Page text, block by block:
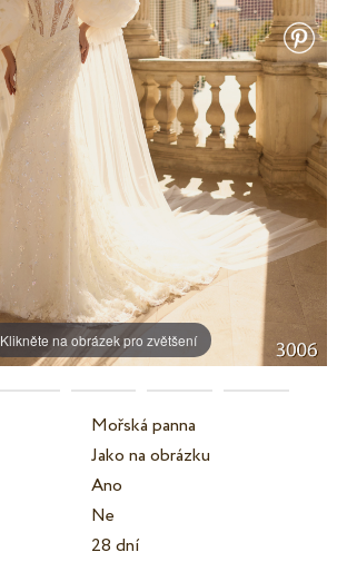
Klikněte na obrázek pro zvětšení
Mořská panna
Jako na obrázku
Ano
Ne
28 dní